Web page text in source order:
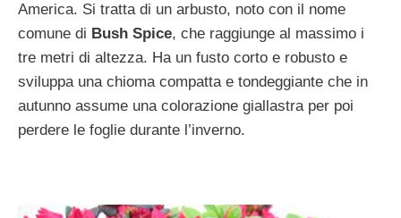
America. Si tratta di un arbusto, noto con il nome
comune di Bush Spice, che raggiunge al massimo i
tre metri di altezza. Ha un fusto corto e robusto e
sviluppa una chioma compatta e tondeggiante che in
autunno assume una colorazione giallastra per poi
perdere le foglie durante l’inverno.